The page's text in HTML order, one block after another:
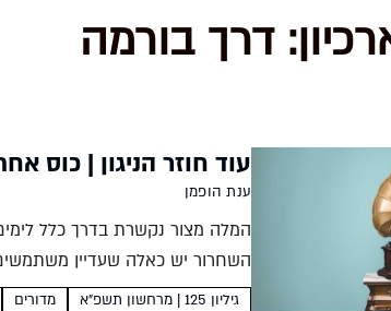
דרך בורמה
עוד חוזר הניגון | כוס
ענת הופמן
המלה מצור נקשרת בדרך כלל
השחרור יש כאלה שעדיין
הופמן...
גיליון 125 | מרחשון תשפ"א מדורים